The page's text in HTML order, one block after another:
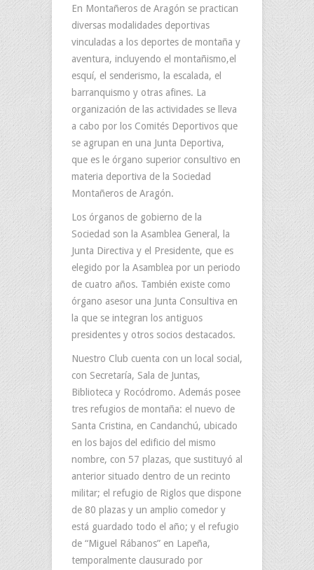
En Montañeros de Aragón se practican
diversas modalidades deportivas
vinculadas a los deportes de montaña y
aventura, incluyendo el montañismo,el
esquí, el senderismo, la escalada, el
barranquismo y otras afines. La
organización de las actividades se lleva
a cabo por los Comités Deportivos que
se agrupan en una Junta Deportiva,
que es le órgano superior consultivo en
materia deportiva de la Sociedad
Montañeros de Aragón.
Los órganos de gobierno de la
Sociedad son la Asamblea General, la
Junta Directiva y el Presidente, que es
elegido por la Asamblea por un periodo
de cuatro años. También existe como
órgano asesor una Junta Consultiva en
la que se integran los antiguos
presidentes y otros socios destacados.
Nuestro Club cuenta con un local social,
con Secretaría, Sala de Juntas,
Biblioteca y Rocódromo. Además posee
tres refugios de montaña: el nuevo de
Santa Cristina, en Candanchú, ubicado
en los bajos del edificio del mismo
nombre, con 57 plazas, que sustituyó al
anterior situado dentro de un recinto
militar; el refugio de Riglos que dispone
de 80 plazas y un amplio comedor y
está guardado todo el año; y el refugio
de “Miguel Rábanos” en Lapeña,
temporalmente clausurado por